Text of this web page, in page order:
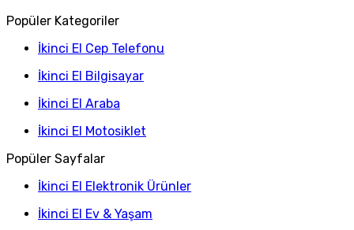
Popüler Kategoriler
İkinci El Cep Telefonu
İkinci El Bilgisayar
İkinci El Araba
İkinci El Motosiklet
Popüler Sayfalar
İkinci El Elektronik Ürünler
İkinci El Ev & Yaşam